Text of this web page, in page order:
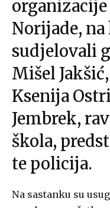
Norijade,
sudjelovali
Mišel Jakšić
Ksenija
Jembrek,
škola,
te policija.
Na sastanku su